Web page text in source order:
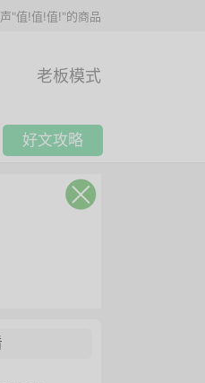
"值!值!值!"的商品
老板模式
好文攻略